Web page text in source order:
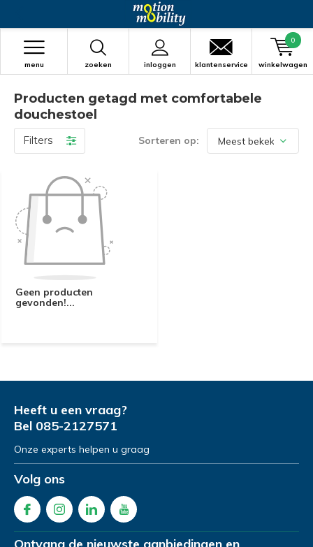
zoeken inloggen
menu klantenservice winkelwagen
0
Producten getagd met comfortabele
douchestoel
Filters Sorteren op:
Geen producten
gevonden!...
Heeft u een vraag?
Bel 085-2127571
Onze experts helpen u graag
Volg ons